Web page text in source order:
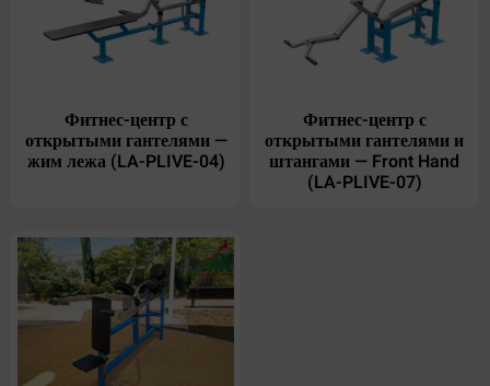
Фитнес-центр с
открытыми гантелями —
жим лежа (LA-PLIVE-04)
Фитнес-центр с
открытыми гантелями и
штангами — Front Hand
(LA-PLIVE-07)